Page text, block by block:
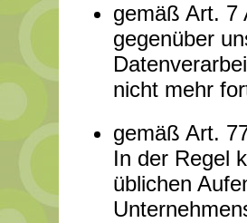
gemäß Art. 7
gegenüber
nicht mehr
gemäß Art.
In der Regel
üblichen